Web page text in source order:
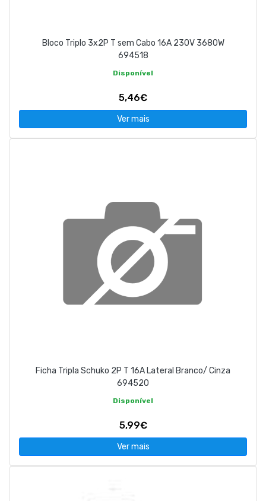
Bloco Triplo 3x2P T sem Cabo 16A 230V 3680W
694518
Disponível
5,46€
Ver mais
Ficha Tripla Schuko 2P T 16A Lateral Branco/ Cinza
694520
Disponível
5,99€
Ver mais